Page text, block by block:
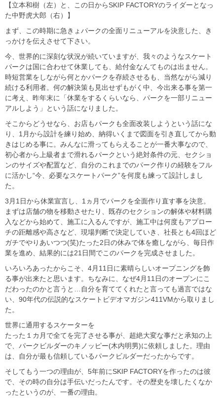
【立本和樹（左）と、この日からSKIP FACTORYのライダーとなっ
た中野虎大郎（右）】
まず、この時期に急きょパークの全面リニューアルを決意した、き
っかけを伝えさせて下さい。
今、世界的に深刻な状況が続いていますが、我々のようなスケート
パークは国に合わせて休業しても、給付金なんてものは出ません。
時短営業をしながら何とかパークを存続させるも、当然ながら減り
続ける利用者。何の解決策も見出せずもがく中、今出来る事を第一
に考え、昨年末に「休業をするくらいなら、パークを一部リニュー
アルしよう」という話になりました。
そこからどうせなら、お店もパークも全面改装しようという話にな
り、1月から設計を練り始め、納得いくまで図面を引き直してから動
きはじめる事に。みんなに滑ってもらえることが一番大事なので、
初心者から上級者まで滑れるパークという絶対条件の元、セクショ
ンのサイズや配置など、自分のこれまでのパーク作りの経験をフル
に活かし“今、必要なスケートパーク”を何度も練って設計しまし
た。
3月1日から休業宣言し、1ヵ月でパークを全面作り直す事を決意。
まずは店舗の物を移動させたり、既存のセクションの解体や材料購
入などから始めて、施工に入るんですが、施工中は何度もアプロー
チの距離感や高さなど、現場判断で決定していき、社長とも4回ほど
ガチでやりあいつつ(笑)たった2日の休みで体を癒しながら、毎日作
業を進め、結果的には21日間でこのパークを完成させました。
いろいろあったからこそ、4月11日に素晴らしいオープニングを飾
る事が出来たと思います。ちなみに、なぜ4月11日のオープンにこ
だわったのかと言うと…自分を育ててくれたと言っても過言ではな
い、90年代の伝説的なスケートビデオマガジン411VMから取りまし
た。
世界に通用するスケーターを
たった１カ月で全てを完了させる事が、超絶大変な事だと承知の上
で、パークビルダーのキノッピー(木内明男)に依頼しました。理由
は、自分が最も信頼しているパークビルダーだったからです。
そしてもう一つの理由が、5年前にSKIP FACTORYを作ったのは彼
で、その時の自分は手伝いだったんです。その歴史を壊したくなか
ったというのが、一番の理由。